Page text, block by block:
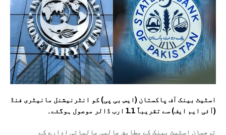
اسٹیٹ بینک آف پاکستان (ایس بی پی) کو انٹرنیشنل مانیٹری فنڈ
(آئی ایم ایف) سے تقریباً 1.1 ارب ڈالر موصول ہوگئے۔
ترجمان اسٹیٹ بینک کے مطابق عالمی مالیاتی ادارے کے